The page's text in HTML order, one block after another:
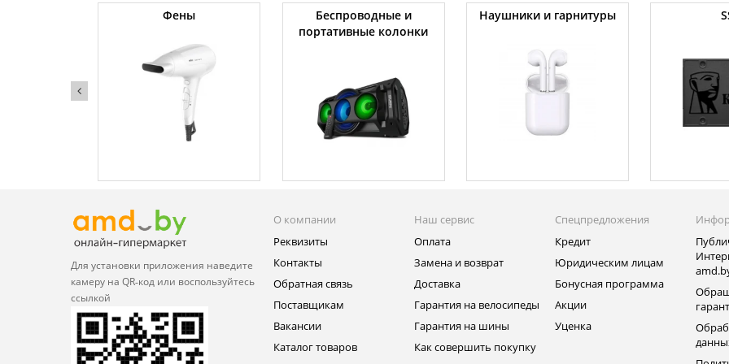
Фены
Беспроводные и
портативные колонки
Наушники и гарнитуры
Для установки приложения наведите
камеру на QR‑код или воспользуйтесь
ссылкой
О компании
Реквизиты
Контакты
Обратная связь
Поставщикам
Вакансии
Каталог товаров
Наш сервис
Оплата
Замена и возврат
Доставка
Гарантия на велосипеды
Гарантия на шины
Как совершить покупку
Спецпредложения
Кредит
Юридическим лицам
Бонусная программа
Акции
Уценка